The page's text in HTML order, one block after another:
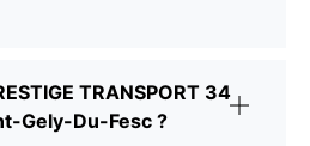
TRANSPORT 34
Gely-Du-Fesc ?